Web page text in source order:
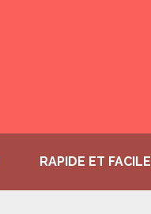
RAPIDE ET FACILE